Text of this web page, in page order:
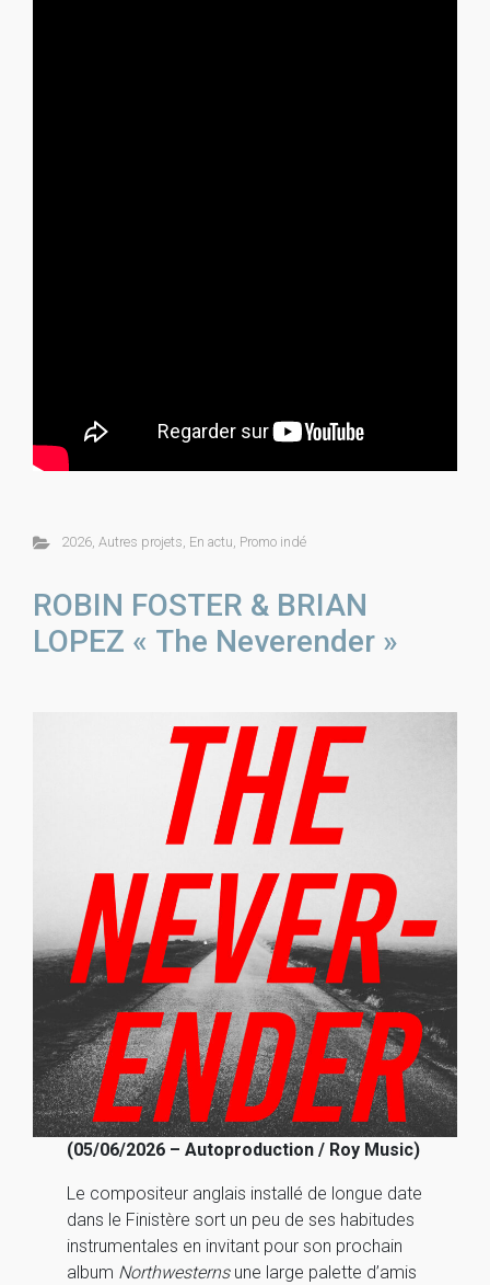
2026, Autres projets, En actu, Promo indé
ROBIN FOSTER & BRIAN
LOPEZ « The Neverender »
(05/06/2026 – Autoproduction / Roy Music)
Le compositeur anglais installé de longue date
dans le Finistère sort un peu de ses habitudes
instrumentales en invitant pour son prochain
album Northwesterns une large palette d’amis